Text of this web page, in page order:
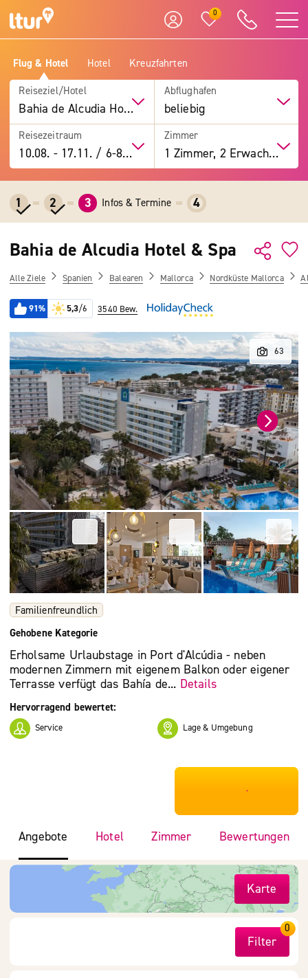
0
Flug & Hotel Hotel Kreuzfahrten
Reiseziel/Hotel
Bahia de Alcudia Hotel & Spa
Abflughafen
beliebig
Reisezeitraum
10.08. -17.11. / 6-8 Tage
Zimmer
1 Zimmer, 2 Erwachsene
1 2 3 Infos & Termine 4
Bahia de Alcudia Hotel & Spa
Alle Ziele Spanien Balearen Mallorca Nordküste Mallorca
91% 5,3/6 3540 Bew.
Familienfreundlich
Gehobene Kategorie
Erholsame Urlaubstage in Port d'Alcúdia - neben
modernen Zimmern mit eigenem Balkon oder eigener
Terrasse verfügt das Bahía de... Details
Hervorragend bewertet:
Service Lage & Umgebung
***************
Angebote Hotel Zimmer Bewertungen
Karte
Filter
0